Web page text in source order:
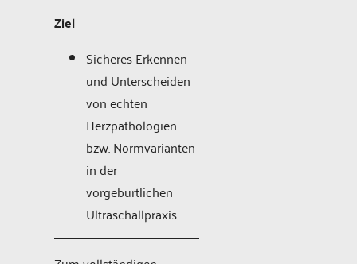
Ziel
Sicheres Erkennen
und Unterscheiden
von echten
Herzpathologien
bzw. Normvarianten
in der
vorgeburtlichen
Ultraschallpraxis